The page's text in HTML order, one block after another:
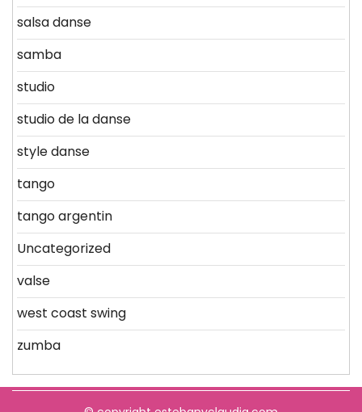
salsa danse
samba
studio
studio de la danse
style danse
tango
tango argentin
Uncategorized
valse
west coast swing
zumba